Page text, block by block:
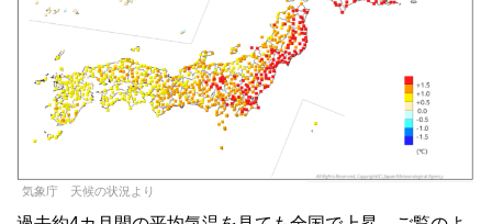
気象庁 天候の状況より